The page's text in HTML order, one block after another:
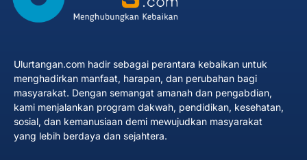
Ulurtangan.com hadir sebagai perantara kebaikan untuk
menghadirkan manfaat, harapan, dan perubahan bagi
masyarakat. Dengan semangat amanah dan pengabdian,
kami menjalankan program dakwah, pendidikan, kesehatan,
sosial, dan kemanusiaan demi mewujudkan masyarakat
yang lebih berdaya dan sejahtera.